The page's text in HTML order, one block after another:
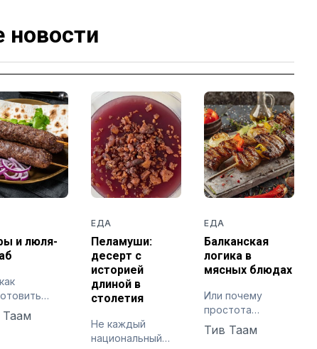
новости
и люля-
люля-
Таам
ЕДА
Пеламуши:
десерт с
историей
длиной в
столетия
Не каждый
национальный
ЕДА
Балканская
логика в
мясных блюдах
Или почему
простота
требует
точности
Тив Таам